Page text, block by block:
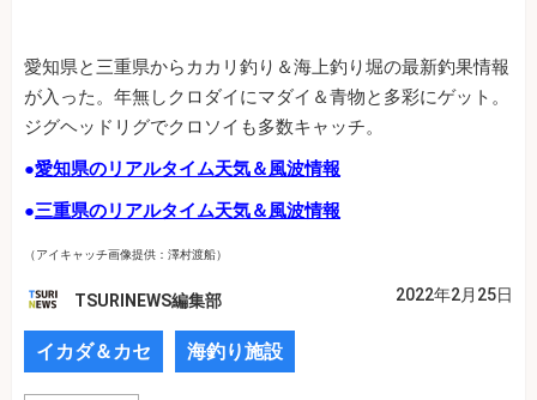
愛知県と三重県からカカリ釣り＆海上釣り堀の最新釣果情報
が入った。年無しクロダイにマダイ＆青物と多彩にゲット。
ジグヘッドリグでクロソイも多数キャッチ。
●愛知県のリアルタイム天気＆風波情報
●三重県のリアルタイム天気＆風波情報
（アイキャッチ画像提供：澤村渡船）
TSURINEWS編集部 2022年2月25日
イカダ＆カセ 海釣り施設